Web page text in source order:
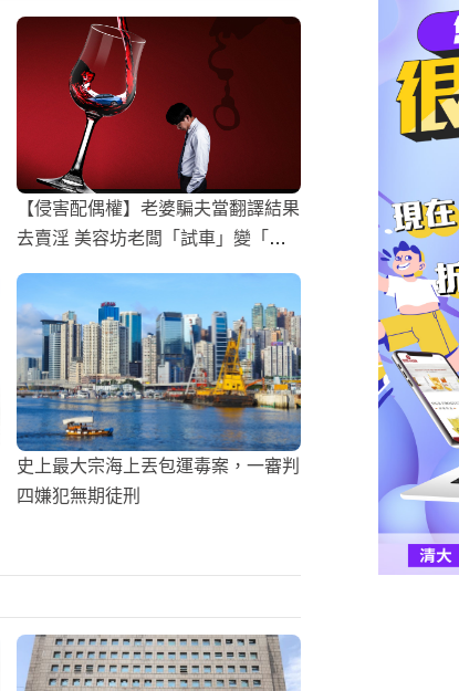
【侵害配偶權】老婆騙夫當翻譯結果
去賣淫 美容坊老闆「試車」變「翻
車」
史上最大宗海上丟包運毒案，一審判
四嫌犯無期徒刑